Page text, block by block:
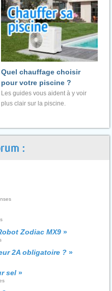
Quel chauffage choisir
pour votre piscine ?
Les guides vous aident à y voir
plus clair sur la piscine.
:
Zodiac MX9 »
2A obligatoire ? »
sel »